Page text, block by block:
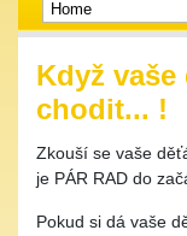
Když
chodit... !
Zkouší se vaše
je PÁR RAD do
Pokud si dá vaše